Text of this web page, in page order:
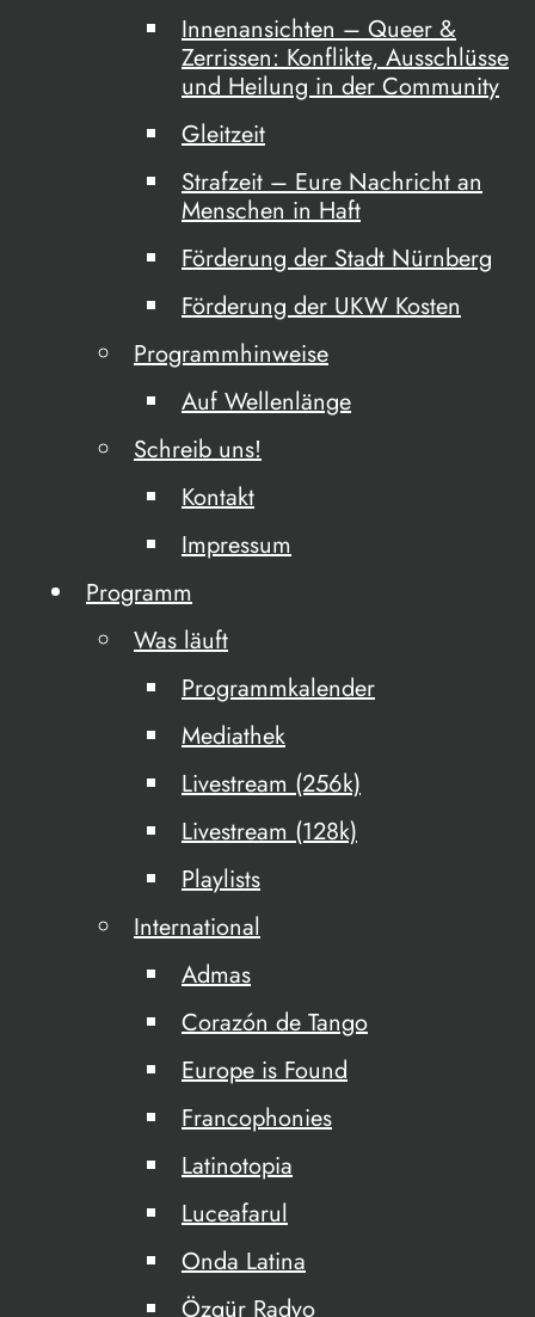
Innenansichten – Queer &
Zerrissen: Konflikte, Ausschlüsse
und Heilung in der Community
Gleitzeit
Strafzeit – Eure Nachricht an
Menschen in Haft
Förderung der Stadt Nürnberg
Förderung der UKW Kosten
Programmhinweise
Auf Wellenlänge
Schreib uns!
Kontakt
Impressum
Programm
Was läuft
Programmkalender
Mediathek
Livestream (256k)
Livestream (128k)
Playlists
International
Admas
Corazón de Tango
Europe is Found
Francophonies
Latinotopia
Luceafarul
Onda Latina
Özgür Radyo